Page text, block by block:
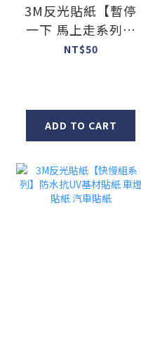
3M反光貼紙【暫停
一下 馬上走系列】
防水抗UV基材貼紙
NT$50
ADD TO CART